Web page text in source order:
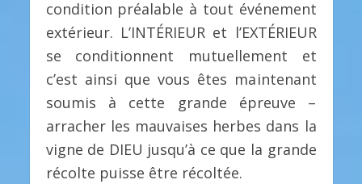
condition préalable à tout événement
extérieur. L’INTÉRIEUR et l’EXTÉRIEUR
se conditionnent mutuellement et
c’est ainsi que vous êtes maintenant
soumis à cette grande épreuve –
arracher les mauvaises herbes dans la
vigne de DIEU jusqu’à ce que la grande
récolte puisse être récoltée.